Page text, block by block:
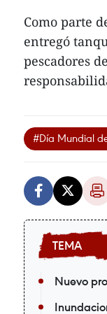
Como parte
entregó
pescadores
#Día Mundial
Nuevo